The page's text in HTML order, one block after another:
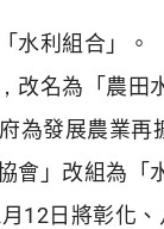
水利組合」。
改名為「農田
為發展農業再
會」改組為「
12日將彰化、